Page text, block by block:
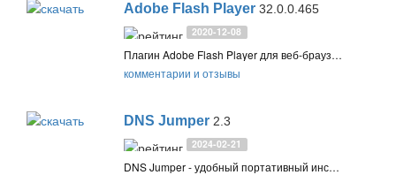
Adobe Flash Player 32.0.0.465
2020-12-08
Плагин Adobe Flash Player для веб-браузеров операционных систем Windows, macOS и Linux. Предназначен для вывода динамичных приложений, контента и видеоматериалов
комментарии и отзывы
DNS Jumper 2.3
2024-02-21
DNS Jumper - удобный портативный инструмент для быстрого переключения DNS на вашем компьютере для увеличения скорости работы в Интернете или повышения уровня безопасности